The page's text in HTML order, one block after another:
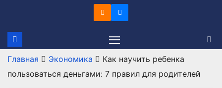
содержимому
Главная Экономика
Как научить ребенка
пользоваться деньгами: 7 правил для родителей